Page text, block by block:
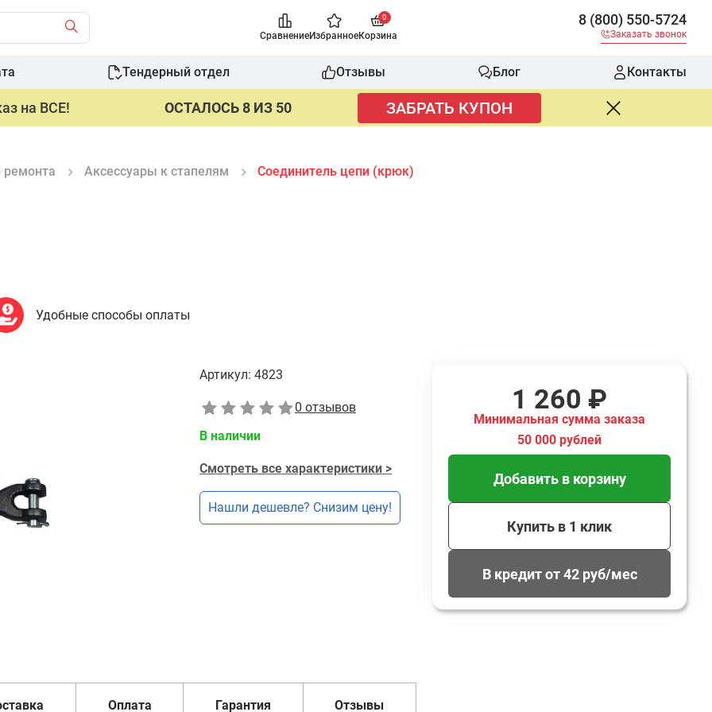
СравнениеИзбранное
0
Корзина
8 (800) 550-5724
Заказать звонок
Тендерный отдел Отзывы Блог Контакты
на ВСЕ! ОСТАЛОСЬ 8 ИЗ 50 ЗАБРАТЬ КУПОН
ремонта Аксессуары к стапелям Соединитель цепи (крюк)
Удобные способы оплаты
Артикул: 4823
0 отзывов
В наличии
Смотреть все характеристики >
Нашли дешевле? Снизим цену!
Оплата Гарантия Отзывы
1 260 ₽
Минимальная сумма заказа
50 000 рублей
Добавить в корзину
Купить в 1 клик
В кредит от 42 руб/мес